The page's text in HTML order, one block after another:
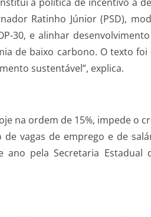
a política de incentivo à
Ratinho Júnior (PSD),
30, e alinhar
de baixo carbono. O texto
sustentável”, explica.
na ordem de 15%, impede o
vagas de emprego e de
pela Secretaria Estadual